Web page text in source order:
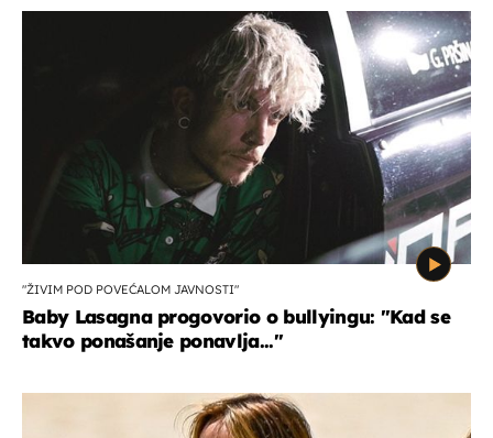
"ŽIVIM POD POVEĆALOM JAVNOSTI"
Baby Lasagna progovorio o bullyingu: "Kad se
takvo ponašanje ponavlja..."